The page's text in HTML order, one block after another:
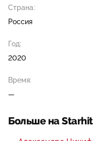
Страна:
Россия
Год:
2020
Время:
—
Больше на